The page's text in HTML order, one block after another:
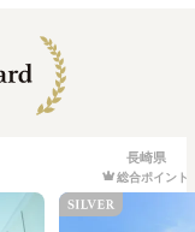
長崎県
総合ポイント